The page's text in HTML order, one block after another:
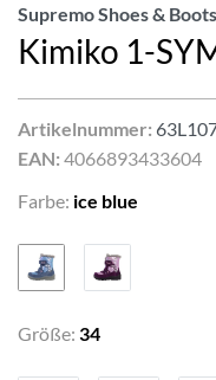
Supremo Shoes &
Kimiko 1-
Artikelnummer:
EAN: 4066893433604
Farbe: ice blue
Größe: 34